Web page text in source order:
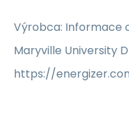
Výrobca: Informace
Maryville University
https://